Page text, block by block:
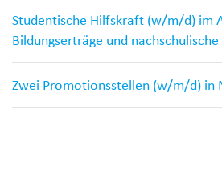
Studentische Hilfskraft (w/m/d) im
Bildungserträge und nachschulische
Zwei Promotionsstellen (w/m/d) in